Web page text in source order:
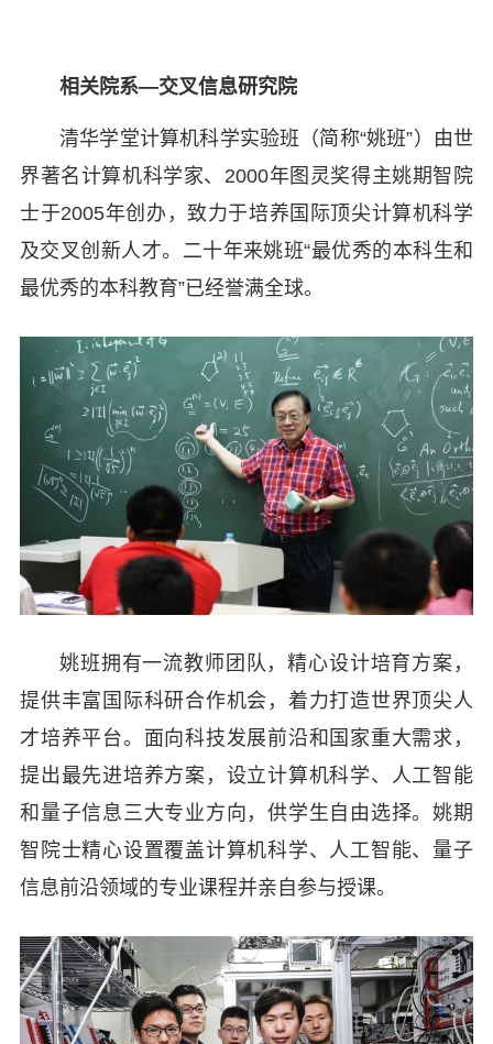
相关院系—交叉信息研究院
清华学堂计算机科学实验班（简称“姚班”）由世
界著名计算机科学家、2000年图灵奖得主姚期智院
士于2005年创办，致力于培养国际顶尖计算机科学
及交叉创新人才。二十年来姚班“最优秀的本科生和
最优秀的本科教育”已经誉满全球。
姚班拥有一流教师团队，精心设计培育方案，
提供丰富国际科研合作机会，着力打造世界顶尖人
才培养平台。面向科技发展前沿和国家重大需求，
提出最先进培养方案，设立计算机科学、人工智能
和量子信息三大专业方向，供学生自由选择。姚期
智院士精心设置覆盖计算机科学、人工智能、量子
信息前沿领域的专业课程并亲自参与授课。